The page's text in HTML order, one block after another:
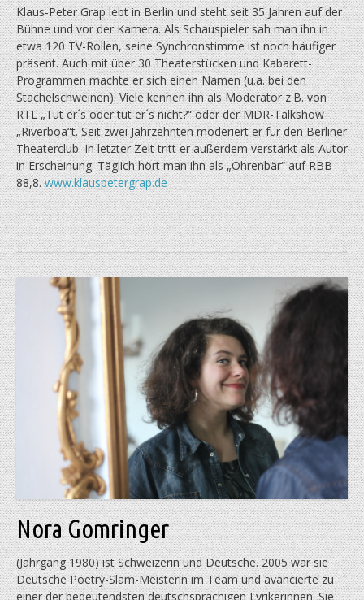
Klaus-Peter Grap lebt in Berlin und steht seit 35 Jahren auf der
Bühne und vor der Kamera. Als Schauspieler sah man ihn in
etwa 120 TV-Rollen, seine Synchronstimme ist noch häufiger
präsent. Auch mit über 30 Theaterstücken und Kabarett-
Programmen machte er sich einen Namen (u.a. bei den
Stachelschweinen). Viele kennen ihn als Moderator z.B. von
RTL „Tut er´s oder tut er´s nicht?“ oder der MDR-Talkshow
„Riverboa“t. Seit zwei Jahrzehnten moderiert er für den Berliner
Theaterclub. In letzter Zeit tritt er außerdem verstärkt als Autor
in Erscheinung. Täglich hört man ihn als „Ohrenbär“ auf RBB
88,8.www.klauspetergrap.de
Nora Gomringer
(Jahrgang 1980) ist Schweizerin und Deutsche. 2005 war sie
Deutsche Poetry-Slam-Meisterin im Team und avancierte zu
einer der bedeutendsten deutschsprachigen Lyrikerinnen. Sie